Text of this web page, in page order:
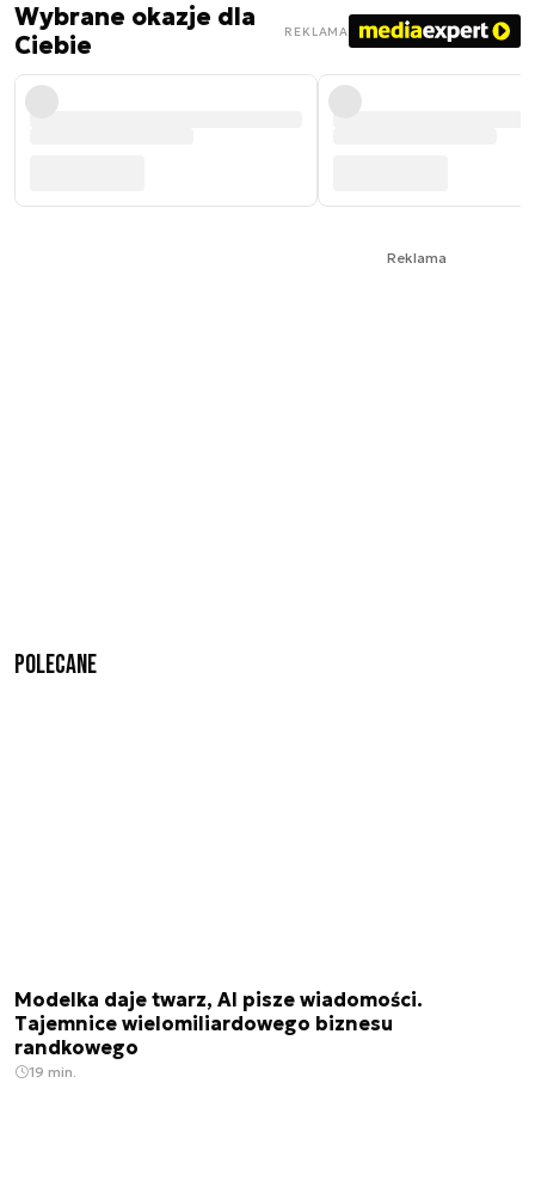
Wybrane okazje dla
Ciebie
REKLAMA
Reklama
Polecane
Modelka daje twarz, AI pisze wiadomości.
Tajemnice wielomiliardowego biznesu
randkowego
19 min.